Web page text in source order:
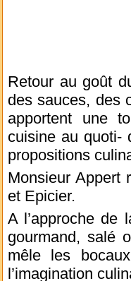
Retour au goût
des sauces, des
apportent une
cuisine au quoti-
propositions
Monsieur Appert
et Epicier.
A l’approche de
gourmand, salé
mêle les
l’imagination